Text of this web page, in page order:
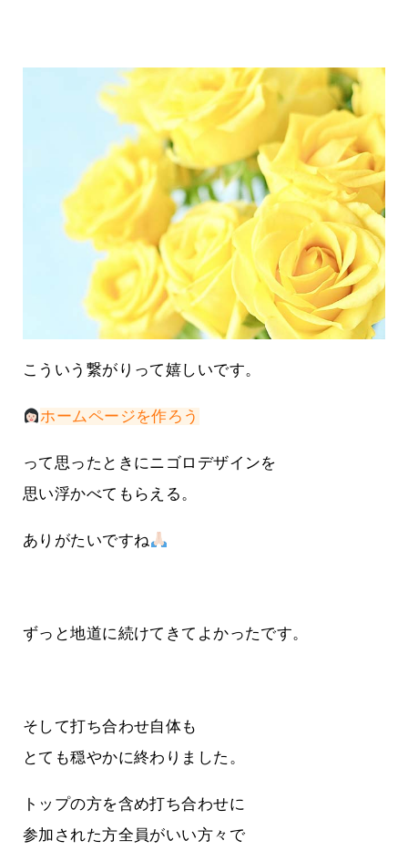
こういう繋がりって嬉しいです。
ホームページを作ろう
って思ったときにニゴロデザインを
思い浮かべてもらえる。
ありがたいですね
ずっと地道に続けてきてよかったです。
そして打ち合わせ自体も
とても穏やかに終わりました。
トップの方を含め打ち合わせに
参加された方全員がいい方々で